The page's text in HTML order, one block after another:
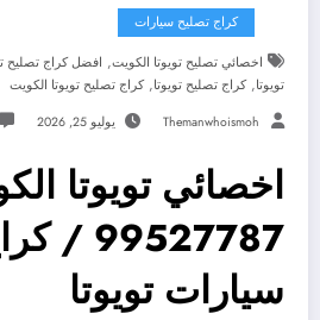
كراج تصليح سيارات
اخصائي تصليح تويوتا الكويت, افضل كراج تصليح
تويوتا,كراج تصليح تويوتا,كراج تصليح تويوتا الكويت
Themanwhoismoh يوليو 25, 2026
اخصائي تويوتا
سيارات تويوتا